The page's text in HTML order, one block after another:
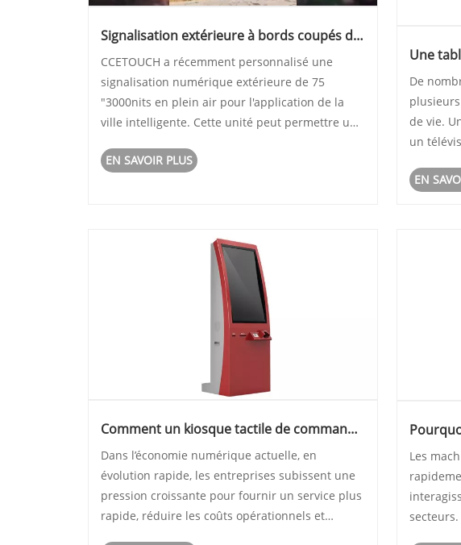
Signalisation extérieure à bords coupés de
CCETOUCH a récemment personnalisé une
signalisation numérique extérieure de 75
"3000nits en plein air pour l'application de la
ville intelligente. Cette unité peut permettre une
directe du soleil et afficher des deux côtés est
EN SAVOIR PLUS
Une
De
de vie.
un
tablettes
EN
Comment un kiosque tactile de commande
l'efficacité de votre entreprise et votre
expérience client ?
Dans l’économie numérique actuelle, en
évolution rapide, les entreprises subissent une
pression croissante pour fournir un service plus
rapide, réduire les coûts opérationnels et
​Les